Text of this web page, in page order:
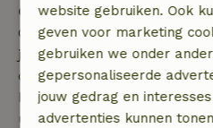
Gratis annuleren binnen 7
Gratis annuleren binnen 7
je boeking, bij een
dagen voor aanvang. Bij
binnen 28 dagen geldt
uur. Bij annulering binnen
website gebruiken. Ook
geven voor marketing
gebruiken we onder
gepersonaliseerde
jouw gedrag en
advertenties kunnen